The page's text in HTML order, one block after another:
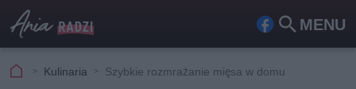
MENU
Fa
ook
Szu
Kulinaria Szybkie rozmrażanie mięsa w domu